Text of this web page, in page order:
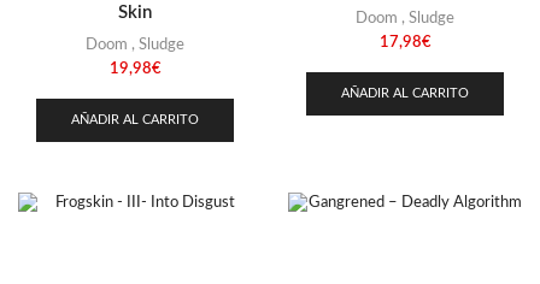
Skin
Doom , Sludge
19,98€
AÑADIR AL CARRITO
Doom , Sludge
17,98€
AÑADIR AL CARRITO